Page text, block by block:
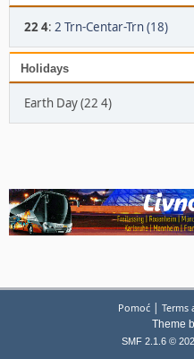
22 4: 2 Trn-Centar-Trn (18)
Holidays
Earth Day (22 4)
Pomoć| Terms
Theme
SMF 2.1.6 ©